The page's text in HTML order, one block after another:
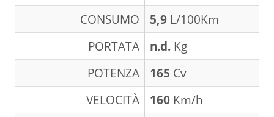
CONSUMO
5,9 L/100Km
PORTATA
n.d. Kg
POTENZA
165 Cv
VELOCITÀ
160 Km/h